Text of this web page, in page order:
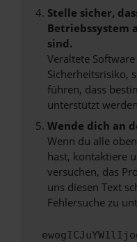
Stelle sicher,
Betriebssystem
sind.
Veraltete
Sicherheitsrisiko,
führen, dass
unterstützt
Wende dich an
Wenn du alle
hast, kontaktiere
versuchen, das
uns diesen Text
Fehlersuche zu